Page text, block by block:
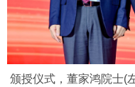
颁授仪式，董家鸿院士(